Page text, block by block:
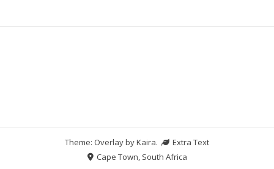
Theme: Overlay byKaira.
Extra Text
Cape Town, South Africa